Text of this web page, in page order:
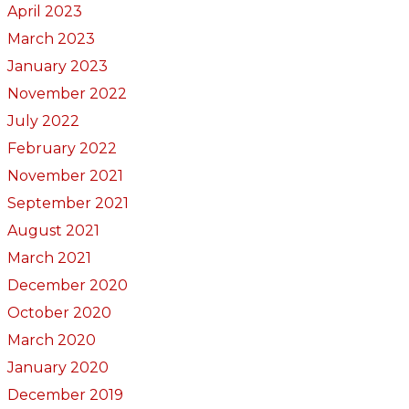
April 2023
March 2023
January 2023
November 2022
July 2022
February 2022
November 2021
September 2021
August 2021
March 2021
December 2020
October 2020
March 2020
January 2020
December 2019